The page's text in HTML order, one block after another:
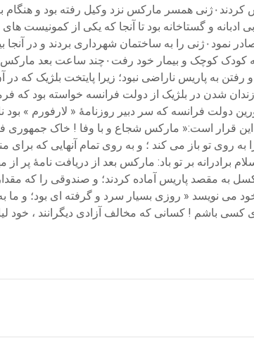
به پاریس ناراضی نبود؛ زیرا پایتخت بلژیک
این قرار است:« مارکس شجاع و با وفا ! خاک جمهوری
را به روی تو باز می کند ؛ و به روی تمام آنهایی
سلام برادرانه بر تو باد: مارکس بعد از دریافت
به مقصد پاریس آماده کردند؛ و صندوقی را که
می نویسد « روزی بسیار سرد و گرفته ای بود؛ و ما
باشم ! کسانی که مخالف آزادی دیگرانند ، خود